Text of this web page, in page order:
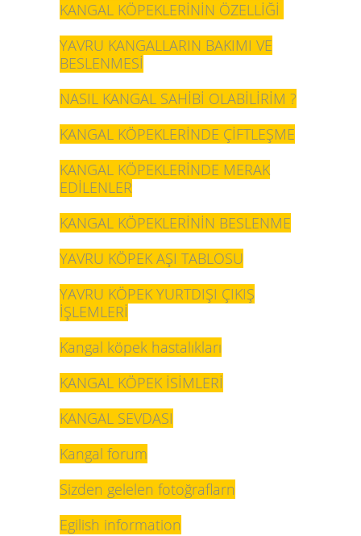
KANGAL KÖPEKLERİNİN ÖZELLİĞİ
YAVRU KANGALLARIN BAKIMI VE
BESLENMESİ
NASIL KANGAL SAHİBİ OLABİLİRİM ?
KANGAL KÖPEKLERİNDE ÇİFTLEŞME
KANGAL KÖPEKLERİNDE MERAK
EDİLENLER
KANGAL KÖPEKLERİNİN BESLENME
YAVRU KÖPEK AŞI TABLOSU
YAVRU KÖPEK YURTDIŞI ÇIKIŞ
İŞLEMLERİ
Kangal köpek hastalıkları
KANGAL KÖPEK İSİMLERİ
KANGAL SEVDASI
Kangal forum
Sizden gelelen fotoğraflarn
Egilish information